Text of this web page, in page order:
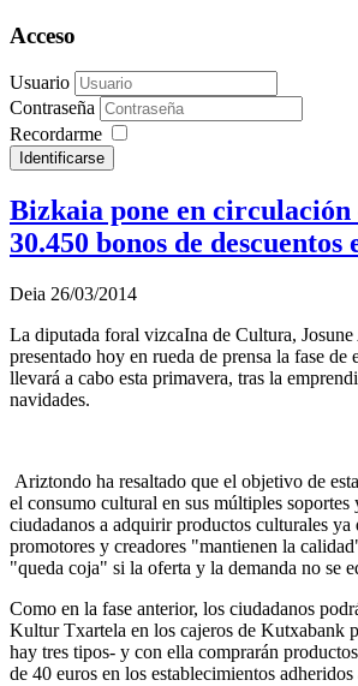
Acceso
Usuario
Contraseña
Recordarme
Identificarse
Bizkaia pone en circulación
30.450 bonos de
Deia 26/03/2014
La diputada foral vizcaIna de Cultura,
presentado hoy en rueda de prensa la fase de
llevará a cabo esta primavera, tras la
navidades.
Ariztondo ha resaltado que el objetivo de
el consumo cultural en sus múltiples soportes
ciudadanos a adquirir productos culturales ya
promotores y creadores "mantienen la
"queda coja" si la oferta y la demanda no se
Como en la fase anterior, los ciudadanos
Kultur Txartela en los cajeros de Kutxabank
hay tres tipos- y con ella comprarán
de 40 euros en los establecimientos